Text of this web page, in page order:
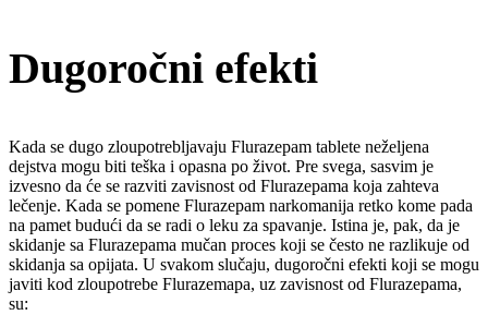
Dugoročni efekti
Kada se dugo zloupotrebljavaju Flurazepam tablete neželjena
dejstva mogu biti teška i opasna po život. Pre svega, sasvim je
izvesno da će se razviti zavisnost od Flurazepama koja zahteva
lečenje. Kada se pomene Flurazepam narkomanija retko kome pada
na pamet budući da se radi o leku za spavanje. Istina je, pak, da je
skidanje sa Flurazepama mučan proces koji se često ne razlikuje od
skidanja sa opijata. U svakom slučaju, dugoročni efekti koji se mogu
javiti kod zloupotrebe Flurazemapa, uz zavisnost od Flurazepama,
su: